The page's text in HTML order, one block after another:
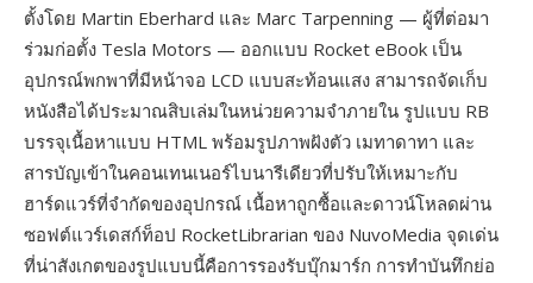
ตั้งโดย Martin Eberhard และ Marc Tarpenning — ผู้ที่ต่อมา
ร่วมก่อตั้ง Tesla Motors — ออกแบบ Rocket eBook เป็น
อุปกรณ์พกพาที่มีหน้าจอ LCD แบบสะท้อนแสง สามารถจัดเก็บ
หนังสือได้ประมาณสิบเล่มในหน่วยความจำภายใน รูปแบบ RB
บรรจุเนื้อหาแบบ HTML พร้อมรูปภาพฝังตัว เมทาดาทา และ
สารบัญเข้าในคอนเทนเนอร์ไบนารีเดียวที่ปรับให้เหมาะกับ
ฮาร์ดแวร์ที่จำกัดของอุปกรณ์ เนื้อหาถูกซื้อและดาวน์โหลดผ่าน
ซอฟต์แวร์เดสก์ท็อป RocketLibrarian ของ NuvoMedia จุดเด่น
ที่น่าสังเกตของรูปแบบนี้คือการรองรับบุ๊กมาร์ก การทำบันทึกย่อ